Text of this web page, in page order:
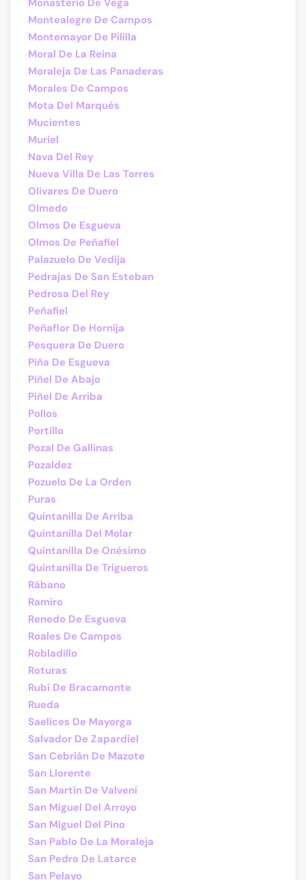
Monasterio De Vega
Montealegre De Campos
Montemayor De Pililla
Moral De La Reina
Moraleja De Las Panaderas
Morales De Campos
Mota Del Marqués
Mucientes
Muriel
Nava Del Rey
Nueva Villa De Las Torres
Olivares De Duero
Olmedo
Olmos De Esgueva
Olmos De Peñafiel
Palazuelo De Vedija
Pedrajas De San Esteban
Pedrosa Del Rey
Peñafiel
Peñaflor De Hornija
Pesquera De Duero
Piña De Esgueva
Piñel De Abajo
Piñel De Arriba
Pollos
Portillo
Pozal De Gallinas
Pozaldez
Pozuelo De La Orden
Puras
Quintanilla De Arriba
Quintanilla Del Molar
Quintanilla De Onésimo
Quintanilla De Trigueros
Rábano
Ramiro
Renedo De Esgueva
Roales De Campos
Robladillo
Roturas
Rubí De Bracamonte
Rueda
Saelices De Mayorga
Salvador De Zapardiel
San Cebrián De Mazote
San Llorente
San Martín De Valvení
San Miguel Del Arroyo
San Miguel Del Pino
San Pablo De La Moraleja
San Pedro De Latarce
San Pelayo